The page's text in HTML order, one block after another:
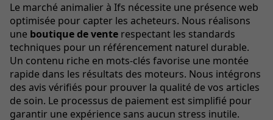
Le marché animalier à Ifs nécessite une présence web
optimisée pour capter les acheteurs. Nous réalisons
une boutique de vente respectant les standards
techniques pour un référencement naturel durable.
Un contenu riche en mots-clés favorise une montée
rapide dans les résultats des moteurs. Nous intégrons
des avis vérifiés pour prouver la qualité de vos articles
de soin. Le processus de paiement est simplifié pour
garantir une expérience sans aucun stress inutile.